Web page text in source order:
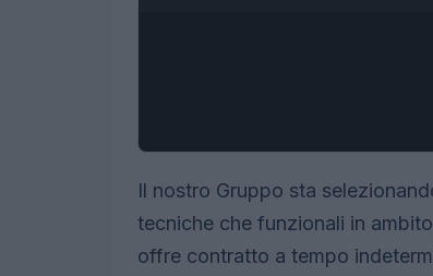
Il nostro Gruppo sta
tecniche che funzionali in
offre contratto a tempo